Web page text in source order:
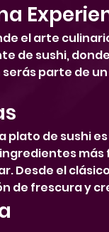
el arte
de sushi,
parte de
plato de sushi
Desde el
de frescura y